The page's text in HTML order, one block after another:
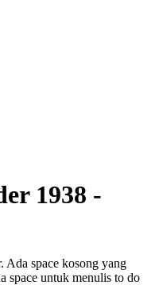
1938 -
Ada space kosong yang
space untuk menulis to do